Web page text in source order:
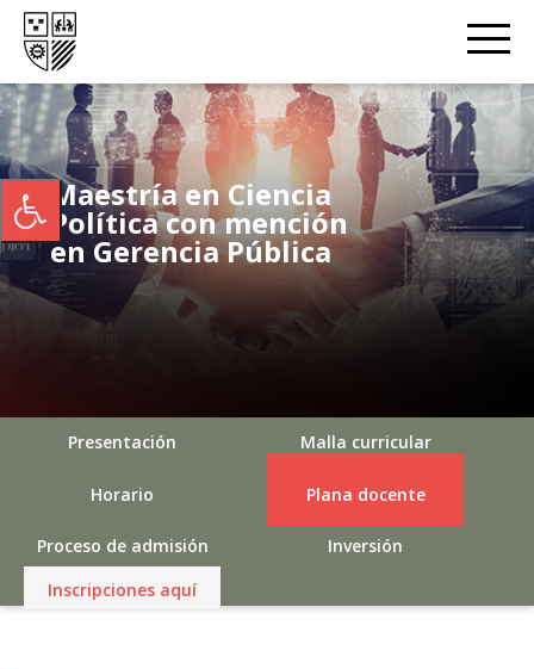
Maestría en Ciencia
Política con mención
en Gerencia Pública
Presentación Malla curricular
Horario Plana docente
Proceso de admisión
Inversión
Inscripciones aquí